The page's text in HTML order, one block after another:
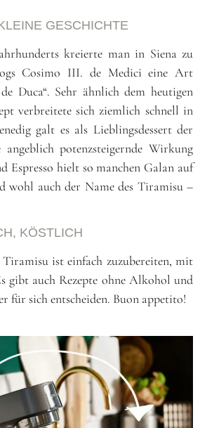
GESCHICHTE
kreierte man in Siena zu
Cosimo III. de Medici eine Art
Duca“. Sehr ähnlich dem heutigen
verbreitete sich ziemlich schnell in
galt es als Lieblingsdessert der
potenzsteigernde Wirkung
Espresso hielt so manchen Galan auf
wohl auch der Name des Tiramisu –
KÖSTLICH
ist einfach zuzubereiten, mit
gibt auch Rezepte ohne Alkohol und
für sich entscheiden. Buon appetito!